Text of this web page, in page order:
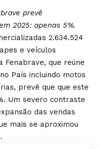
prevê
2025: apenas 5%.
2.634.524
e veículos
que reúne
País incluindo motos
prevê que que este
Um severo contraste
das vendas
mais se aproximou